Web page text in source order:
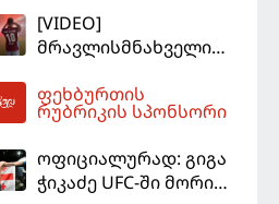
კატალონიელთა
მთავარ მწვრთნელს
[VIDEO]
მრავლისმნახველი
ჩააგდეს - რა
ხდებოდა ტრაბზონში
ფეხბურთელის
წარდგენისას
ფეხბურთის
რუბრიკის სპონსორი
ოფიციალურად: გიგა
ჭიკაძე UFC-ში მორიგ